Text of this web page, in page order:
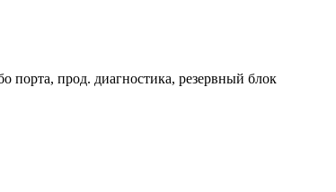
порта, прод. диагностика, резервный блок